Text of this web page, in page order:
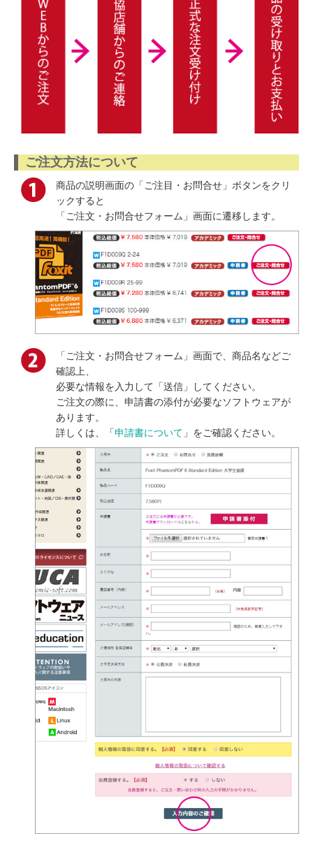
ご注文方法について
商品の説明画面の「ご注目・お問合せ」ボタンをクリ
ックすると
「ご注文・お問合せフォーム」画面に遷移します。
「ご注文・お問合せフォーム」画面で、商品名などご
確認上、
必要な情報を入力して「送信」してください。
ご注文の際に、申請書の添付が必要なソフトウェアが
あります。
詳しくは、「申請書について 」をご確認ください。